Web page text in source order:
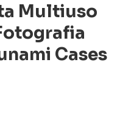
Multiuso
Cases